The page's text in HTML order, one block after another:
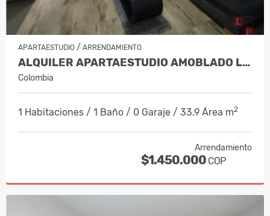
APARTAESTUDIO / ARRENDAMIENTO
ALQUILER APARTAESTUDIO AMOBLADO LA A…
Colombia
1 Habitaciones / 1 Baño / 0 Garaje / 33.9 Área m2
Arrendamiento
$1.450.000 COP